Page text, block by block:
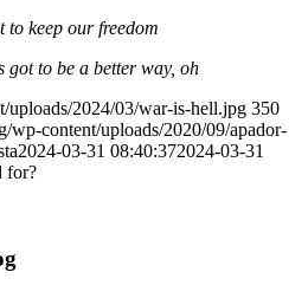
to keep our freedom
got to be a better way, oh
uploads/2024/03/war-is-hell.jpg 350
wp-content/uploads/2020/09/apador-
2024-03-31 08:40:372024-03-31
for?